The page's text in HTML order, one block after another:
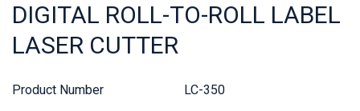
DIGITAL ROLL-TO-ROLL LABEL
LASER CUTTER
Product Number
LC-350